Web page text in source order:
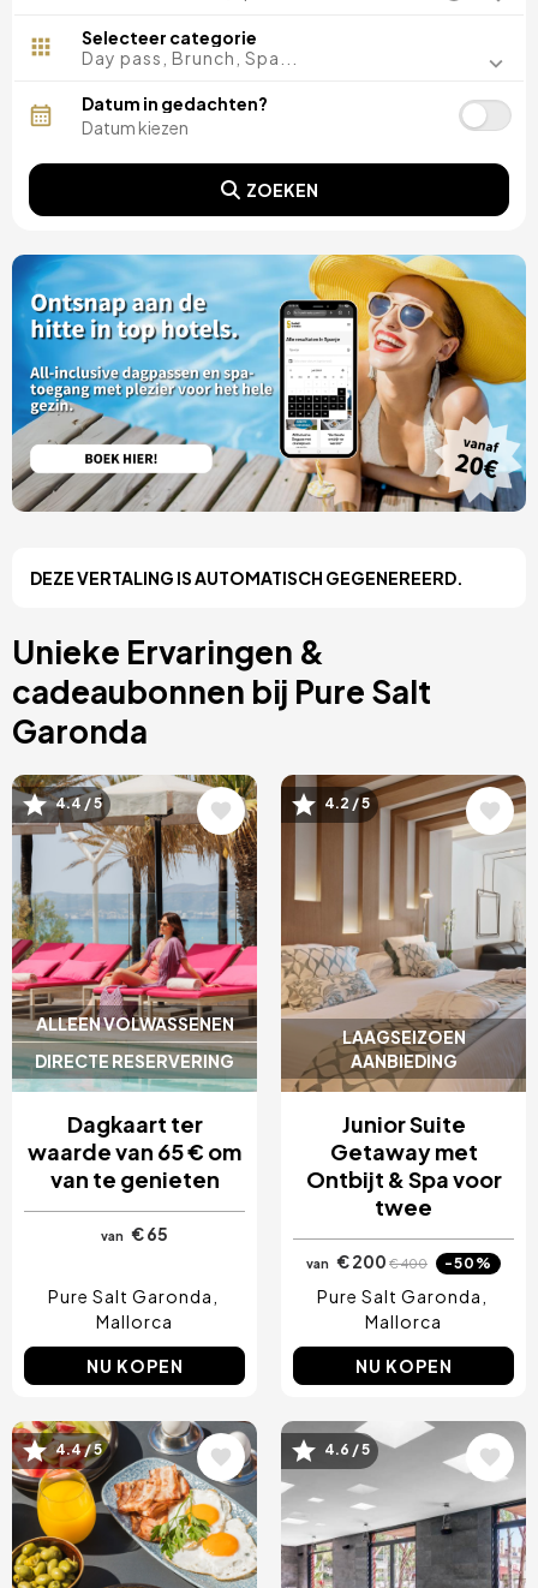
Costa del Sol, Spanje
Ibiza, Spanje
Tenerife, Spanje
Cádiz, Spanje
Pontevedra, Spanje
Parijs, Frankrijk
Lissabon, Portugal
Girona, Spanje
Gran Canaria, Spanje
Rome, Italië
Valencia, Spanje
Granada, Spanje
Porto, Portugal
Punta Cana, Dominicaanse Republiek
Caceres, Spanje
Asturië, Spanje
Riviera Maya, Mexico
Costa Blanca, Spanje
Amsterdam, Nederland
Vila Nova de Gaia, Portugal
Selecteer categorie
Day pass, Brunch, Spa...
Datum in gedachten?
ZOEKEN
DEZE VERTALING IS AUTOMATISCH GEGENEREERD.
Unieke Ervaringen &
cadeaubonnen bij Pure Salt
Garonda
ALLEEN VOLWASSENEN
DIRECTE RESERVERING
Afbeelding
4.4 / 5
Dagkaart ter
waarde van 65 € om
van te genieten
van € 65
Pure Salt Garonda
Mallorca
NU KOPEN
LAAGSEIZOEN
AANBIEDING
Afbeelding
4.2 / 5
Junior Suite
Getaway met
Ontbijt & Spa voor
twee
van € 200 € 400 -50%
Pure Salt Garonda
Mallorca
NU KOPEN
Afbeelding
4.4 / 5 Afbeelding
4.6 / 5